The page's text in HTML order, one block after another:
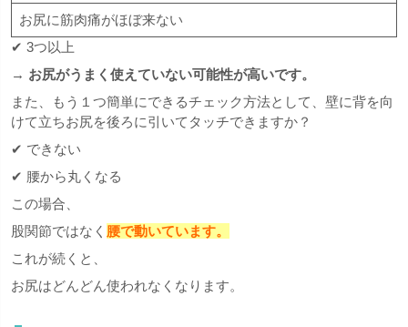
お尻に筋肉痛がほぼ来ない
✔ 3つ以上
→ お尻がうまく使えていない可能性が高いです。
また、もう１つ簡単にできるチェック方法として、壁に背を向
けて立ちお尻を後ろに引いてタッチできますか？
✔ できない
✔ 腰から丸くなる
この場合、
股関節ではなく 腰で動いています。
これが続くと、
お尻はどんどん使われなくなります。